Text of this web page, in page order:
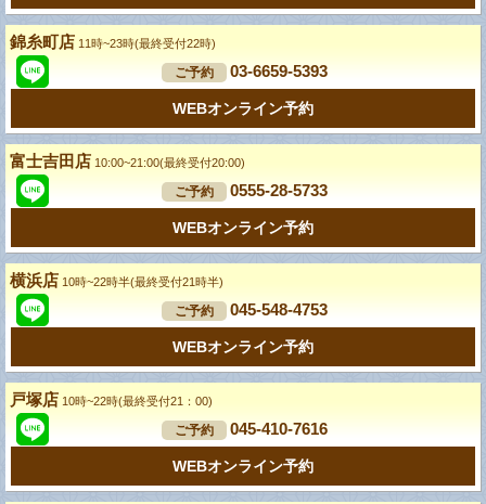
錦糸町店 11時~23時(最終受付22時)
ご予約 03-6659-5393
WEBオンライン予約
富士吉田店 10:00~21:00(最終受付20:00)
ご予約 0555-28-5733
WEBオンライン予約
横浜店 10時~22時半(最終受付21時半)
ご予約 045-548-4753
WEBオンライン予約
戸塚店 10時~22時(最終受付21：00)
ご予約 045-410-7616
WEBオンライン予約